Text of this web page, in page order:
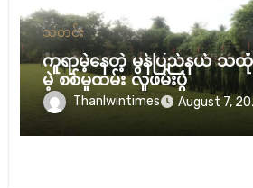
သတင်း
ကူရာမဲ့နေတဲ့ မွန်ပြည်နယ် သ
မဲ့ စစ်မှုထမ်း လူဖမ်းပွဲ
Thanlwintimes August 7,